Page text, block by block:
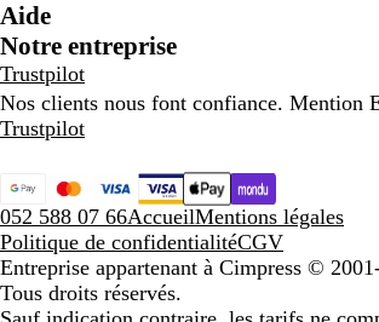
Aide
Notre entreprise
Trustpilot
Nos clients nous font confiance. Mention
Trustpilot
052 588 07 66AccueilMentions légales
Politique de confidentialitéCGV
Entreprise appartenant à Cimpress ©
Tous droits réservés.